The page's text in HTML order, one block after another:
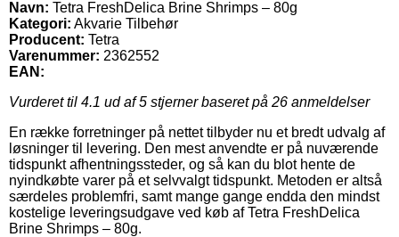
Navn: Tetra FreshDelica Brine Shrimps – 80g
Kategori: Akvarie Tilbehør
Producent: Tetra
Varenummer: 2362552
EAN:
Vurderet til 4.1 ud af 5 stjerner baseret på 26 anmeldelser
En række forretninger på nettet tilbyder nu et bredt udvalg af
løsninger til levering. Den mest anvendte er på nuværende
tidspunkt afhentningssteder, og så kan du blot hente de
nyindkøbte varer på et selvvalgt tidspunkt. Metoden er altså
særdeles problemfri, samt mange gange endda den mindst
kostelige leveringsudgave ved køb af Tetra FreshDelica
Brine Shrimps – 80g.